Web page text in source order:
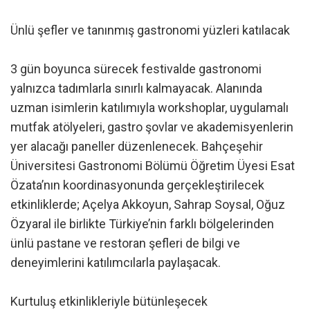
Ünlü şefler ve tanınmış gastronomi yüzleri katılacak
3 gün boyunca sürecek festivalde gastronomi
yalnızca tadımlarla sınırlı kalmayacak. Alanında
uzman isimlerin katılımıyla workshoplar, uygulamalı
mutfak atölyeleri, gastro şovlar ve akademisyenlerin
yer alacağı paneller düzenlenecek. Bahçeşehir
Üniversitesi Gastronomi Bölümü Öğretim Üyesi Esat
Özata’nın koordinasyonunda gerçekleştirilecek
etkinliklerde; Açelya Akkoyun, Sahrap Soysal, Oğuz
Özyaral ile birlikte Türkiye’nin farklı bölgelerinden
ünlü pastane ve restoran şefleri de bilgi ve
deneyimlerini katılımcılarla paylaşacak.
Kurtuluş etkinlikleriyle bütünleşecek